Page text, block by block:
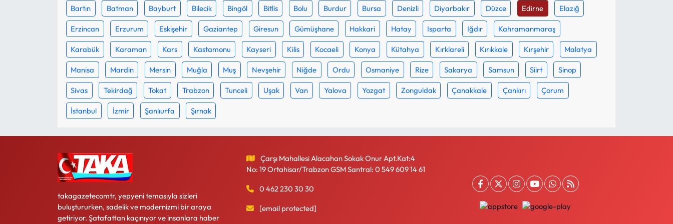
Bartın Batman Bayburt Bilecik Bingöl Bitlis Bolu Burdur Bursa Denizli Diyarbakır Düzce Edirne Elazığ
Erzincan Erzurum Eskişehir Gaziantep Giresun Gümüşhane Hakkari Hatay Isparta Iğdır Kahramanmaraş
Karabük Karaman Kars Kastamonu Kayseri Kilis Kocaeli Konya Kütahya Kırklareli Kırıkkale Kırşehir Malatya
Manisa Mardin Mersin Muğla Muş Nevşehir Niğde Ordu Osmaniye Rize Sakarya Samsun Siirt Sinop
Sivas Tekirdağ Tokat Trabzon Tunceli Uşak Van Yalova Yozgat Zonguldak Çanakkale Çankırı Çorum
İstanbul İzmir Şanlıurfa Şırnak
takagazetecomtr, yepyeni temasıyla sizleri
buluştururken, sadelik ve modernizmi bir araya
getiriyor. Şatafattan kaçınıyor ve insanlara haber
Çarşı Mahallesi Alacahan Sokak Onur Apt.Kat:4
No: 19 Ortahisar/Trabzon GSM Santral: 0 549 609 14 61
0 462 230 30 30
[email protected]